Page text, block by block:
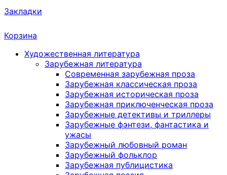
Закладки
Корзина
Художественная литература
Зарубежная литература
Современная зарубежная проза
Зарубежная классическая проза
Зарубежная историческая проза
Зарубежная приключенческая проза
Зарубежные детективы и триллеры
Зарубежные фэнтези, фантастика и
ужасы
Зарубежный любовный роман
Зарубежный фольклор
Зарубежная публицистика